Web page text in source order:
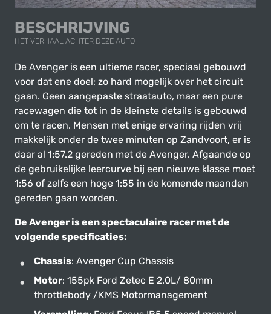
BESCHRIJVING
HET VERHAAL ACHTER DEZE AUTO
De Avenger is een ultieme racer, speciaal gebouwd
voor dat ene doel; zo hard mogelijk over het circuit
gaan. Geen aangepaste straatauto, maar een pure
racewagen die tot in de kleinste details is gebouwd
om te racen. Mensen met enige ervaring rijden vrij
makkelijk onder de twee minuten op Zandvoort, er is
daar al 1:57.2 gereden met de Avenger. Afgaande op
de gebruikelijke leercurve bij een nieuwe klasse moet
1:56 of zelfs een hoge 1:55 in de komende maanden
gereden gaan worden.
De Avenger is een spectaculaire racer met de
volgende specificaties:
Chassis: Avenger Cup Chassis
Motor: 155pk Ford Zetec E 2.0L/ 80mm
throttlebody /KMS Motormanagement